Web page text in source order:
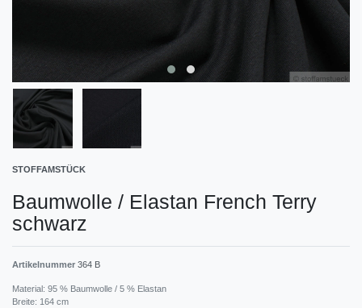
STOFFAMSTÜCK
Baumwolle / Elastan French Terry
schwarz
Artikelnummer 364 B
Material: 95 % Baumwolle / 5 % Elastan
Breite: 164 cm